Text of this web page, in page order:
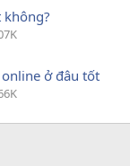
ở đâu tốt